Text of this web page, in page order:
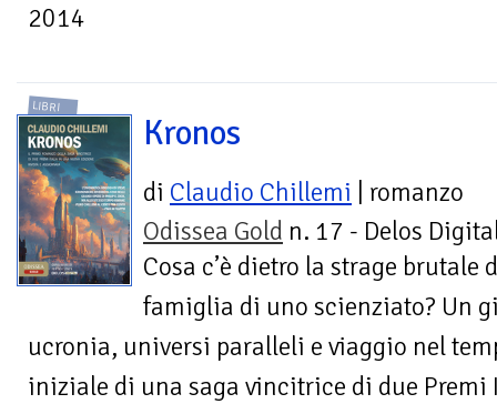
2014
LIBRI
Kronos
di Claudio Chillemi | romanzo
Odissea Gold n. 17 - Delos
Cosa c’è dietro la strage brutale
famiglia di uno scienziato? Un
ucronia, universi paralleli e viaggio nel
iniziale di una saga vincitrice di due Premi